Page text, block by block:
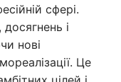
сфері.
і
нові
Це